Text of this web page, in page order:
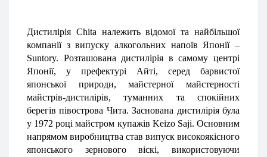
Дистилірія Chita належить відомої та найбільшої
компанії з випуску алкогольних напоїв Японії –
Suntory. Розташована дистилірія в самому центрі
Японії, у префектурі Айті, серед барвистої
японської природи, майстерної майстерності
майстрів-дистилірів, туманних та спокійних
берегів півострова Чита. Заснована дистилірія була
у 1972 році майстром купажів Keizo Saji. Основним
напрямом виробництва став випуск високоякісного
японського зернового віскі, використовуючи